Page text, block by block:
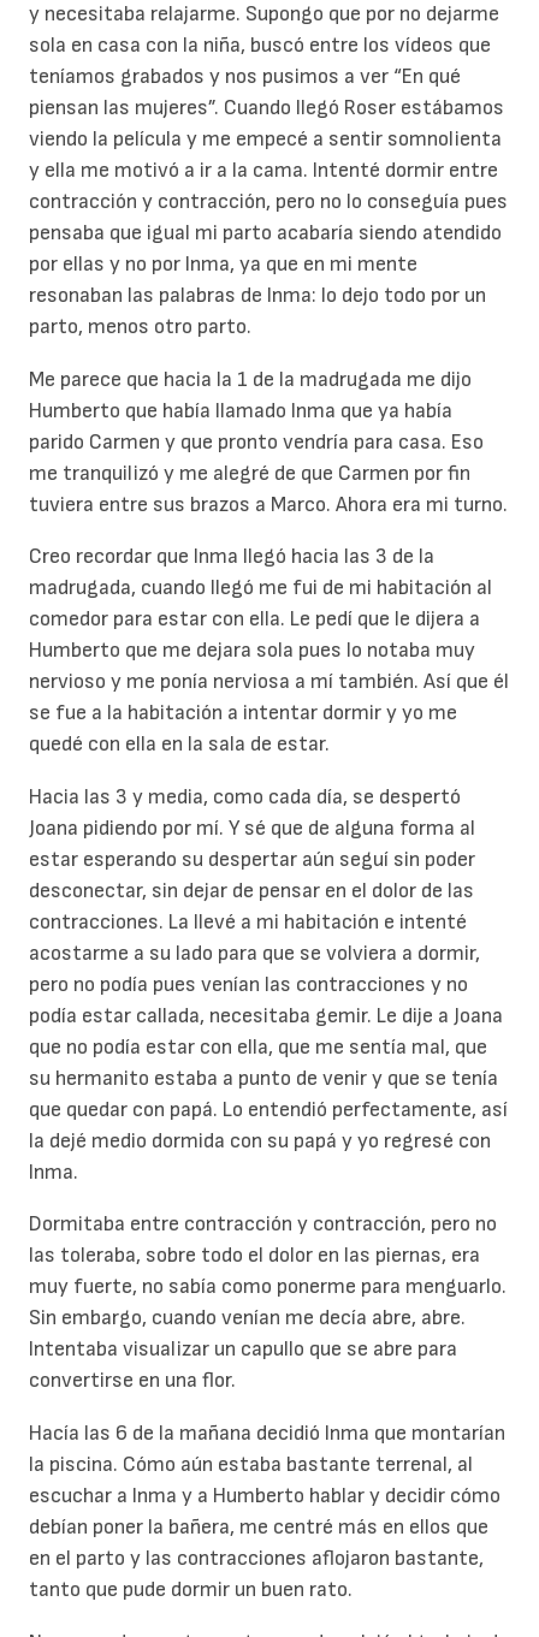
y necesitaba relajarme. Supongo que por no dejarme
sola en casa con la niña, buscó entre los vídeos que
teníamos grabados y nos pusimos a ver “En qué
piensan las mujeres”. Cuando llegó Roser estábamos
viendo la película y me empecé a sentir somnolienta
y ella me motivó a ir a la cama. Intenté dormir entre
contracción y contracción, pero no lo conseguía pues
pensaba que igual mi parto acabaría siendo atendido
por ellas y no por Inma, ya que en mi mente
resonaban las palabras de Inma: lo dejo todo por un
parto, menos otro parto.
Me parece que hacia la 1 de la madrugada me dijo
Humberto que había llamado Inma que ya había
parido Carmen y que pronto vendría para casa. Eso
me tranquilizó y me alegré de que Carmen por fin
tuviera entre sus brazos a Marco. Ahora era mi turno.
Creo recordar que Inma llegó hacia las 3 de la
madrugada, cuando llegó me fui de mi habitación al
comedor para estar con ella. Le pedí que le dijera a
Humberto que me dejara sola pues lo notaba muy
nervioso y me ponía nerviosa a mí también. Así que él
se fue a la habitación a intentar dormir y yo me
quedé con ella en la sala de estar.
Hacia las 3 y media, como cada día, se despertó
Joana pidiendo por mí. Y sé que de alguna forma al
estar esperando su despertar aún seguí sin poder
desconectar, sin dejar de pensar en el dolor de las
contracciones. La llevé a mi habitación e intenté
acostarme a su lado para que se volviera a dormir,
pero no podía pues venían las contracciones y no
podía estar callada, necesitaba gemir. Le dije a Joana
que no podía estar con ella, que me sentía mal, que
su hermanito estaba a punto de venir y que se tenía
que quedar con papá. Lo entendió perfectamente, así
la dejé medio dormida con su papá y yo regresé con
Inma.
Dormitaba entre contracción y contracción, pero no
las toleraba, sobre todo el dolor en las piernas, era
muy fuerte, no sabía como ponerme para menguarlo.
Sin embargo, cuando venían me decía abre, abre.
Intentaba visualizar un capullo que se abre para
convertirse en una flor.
Hacía las 6 de la mañana decidió Inma que montarían
la piscina. Cómo aún estaba bastante terrenal, al
escuchar a Inma y a Humberto hablar y decidir cómo
debían poner la bañera, me centré más en ellos que
en el parto y las contracciones aflojaron bastante,
tanto que pude dormir un buen rato.